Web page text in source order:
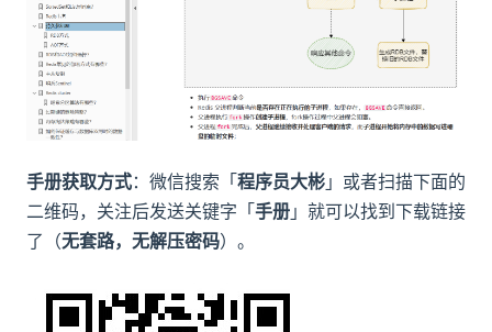
手册获取方式：微信搜索「程序员大彬 」或者扫描下面的
二维码，关注后发送关键字「手册 」就可以找到下载链接
了（无套路，无解压密码）。